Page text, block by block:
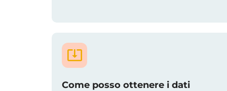
Come posso ottenere i dati